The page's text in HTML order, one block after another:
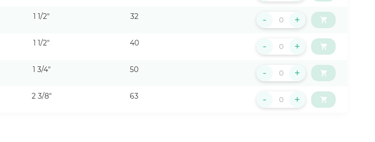
1 1/2" 32 - +
1 1/2" 40 - +
1 3/4" 50 - +
2 3/8" 63 - +